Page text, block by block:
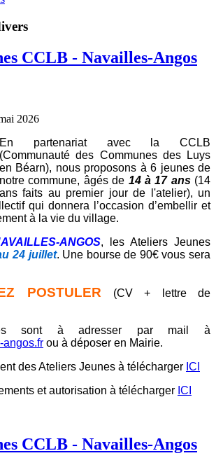
CCLB - Navailles-Angos
2026
En partenariat avec la CCLB
(Communauté des Communes des Luys
en Béarn), nous proposons à 6 jeunes de
notre commune, âgés de 14 à 17 ans(14
ans faits au premier jour de l'atelier), un
qui donnera l’occasion d’embellir et
à la vie du village.
ANGOS, les Ateliers Jeunes
24 juillet. Une bourse de 90€ vous sera
POSTULER
(CV + lettre de
sont à adresser par mail à
angos.fr ou à déposer en Mairie.
des Ateliers Jeunes à télécharger ICI
et autorisation à télécharger ICI
CCLB - Navailles-Angos